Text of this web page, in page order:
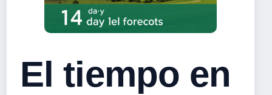
El tiempo en